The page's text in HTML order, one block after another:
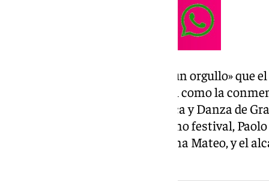
Rodríguez ha señalado que es «un orgullo» que
«testigo de una cita tan especial como la
Festival Internacional de Música y Danza de
acompañado del director de dicho festival,
Orquesta Ciudad de Granada, Ana Mateo, y el